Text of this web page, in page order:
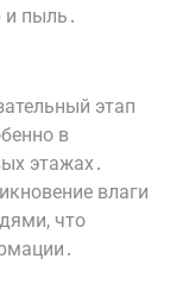
и пыль․
этап
в
этажах․
влаги
что